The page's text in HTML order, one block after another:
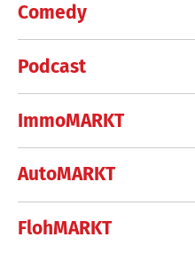
Comedy
Podcast
ImmoMARKT
AutoMARKT
FlohMARKT